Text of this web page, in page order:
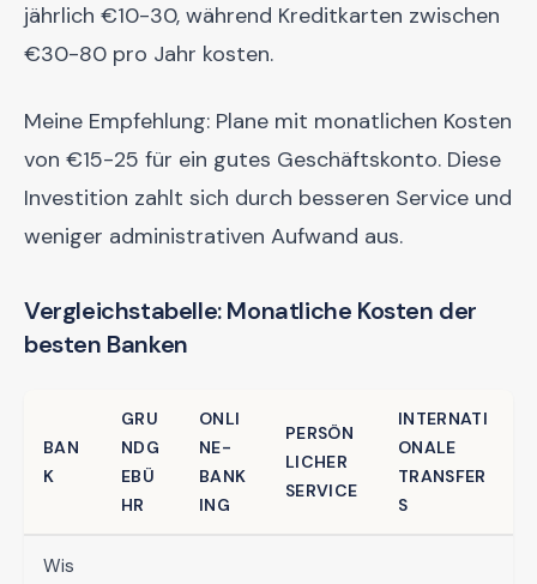
jährlich €10-30, während Kreditkarten zwischen
€30-80 pro Jahr kosten.
Meine Empfehlung: Plane mit monatlichen Kosten
von €15-25 für ein gutes Geschäftskonto. Diese
Investition zahlt sich durch besseren Service und
weniger administrativen Aufwand aus.
Vergleichstabelle: Monatliche Kosten der
besten Banken
BAN
K
GRU
NDG
EBÜ
HR
ONLI
NE-
BANK
ING
PERSÖN
LICHER
SERVICE
INTERNATI
ONALE
TRANSFER
S
Wis